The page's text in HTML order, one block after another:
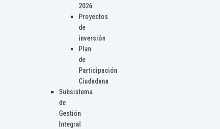
2026
Proyectos
de
inversión
Plan
de
Participación
Ciudadana
Subsistema
de
Gestión
Integral